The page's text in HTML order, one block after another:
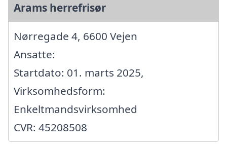
Arams herrefrisør
Nørregade 4, 6600 Vejen
Ansatte:
Startdato: 01. marts 2025,
Virksomhedsform:
Enkeltmandsvirksomhed
CVR: 45208508